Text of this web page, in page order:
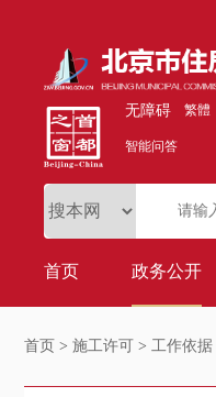
无障碍 繁體
智能问答
首页 政务公开
首页 >施工许可 >工作依据